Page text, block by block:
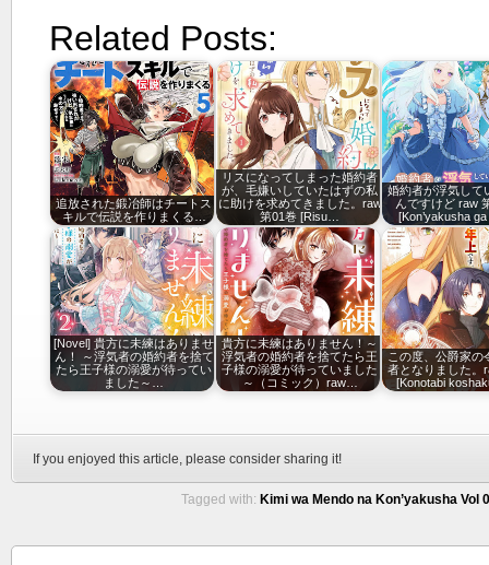
Related Posts:
追放された鍛冶師はチートス
キルで伝説を作りまくる…
リスになってしまった婚約者
が、毛嫌いしていたはずの私
に助けを求めてきました。raw
第01巻 [Risu…
婚約者が浮気して
んですけど raw
[Kon’yakusha
[Novel] 貴方に未練はありませ
ん！ ～浮気者の婚約者を捨て
たら王子様の溺愛が待ってい
ました～…
貴方に未練はありません！～
浮気者の婚約者を捨てたら王
子様の溺愛が待っていました
～（コミック）raw…
この度、公爵家の
者となりました。
[Konotabi
If you enjoyed this article, please consider sharing it!
Tagged with: Kimi wa Mendo na Kon’yakusha Vol